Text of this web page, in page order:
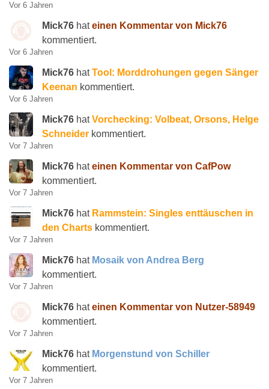
Vor 6 Jahren
Mick76 hateinen Kommentar von Mick76
kommentiert.
Vor 6 Jahren
Mick76 hatTool: Morddrohungen gegen Sänger
Keenan kommentiert.
Vor 6 Jahren
Mick76 hatVorchecking: Volbeat, Orsons, Helge
Schneider kommentiert.
Vor 7 Jahren
Mick76 hateinen Kommentar von CafPow
kommentiert.
Vor 7 Jahren
Mick76 hat Rammstein: Singles enttäuschen in
den Charts kommentiert.
Vor 7 Jahren
Mick76 hat Mosaik von Andrea Berg
kommentiert.
Vor 7 Jahren
Mick76 hateinen Kommentar von Nutzer-58949
kommentiert.
Vor 7 Jahren
Mick76 hat Morgenstund von Schiller
kommentiert.
Vor 7 Jahren